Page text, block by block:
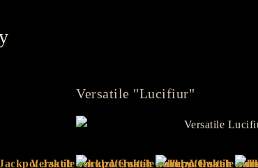
Versatile "Lucifiur"